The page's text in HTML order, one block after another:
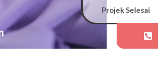
Projek Selesai